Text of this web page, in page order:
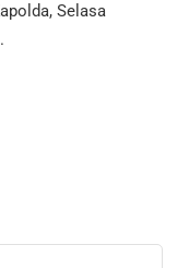
Selasa